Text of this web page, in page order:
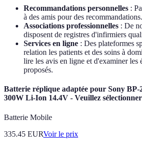
Recommandations personnelles :
à des amis pour des recommandations.
Associations professionnelles : De
disposent de registres d'infirmiers
Services en ligne : Des plateformes
relation les patients et des soins à
lire les avis en ligne et d'examiner les
proposés.
Batterie réplique adaptée pour Sony BP-
300W Li-Ion 14.4V - Veuillez
Batterie Mobile
335.45 EURVoir le prix